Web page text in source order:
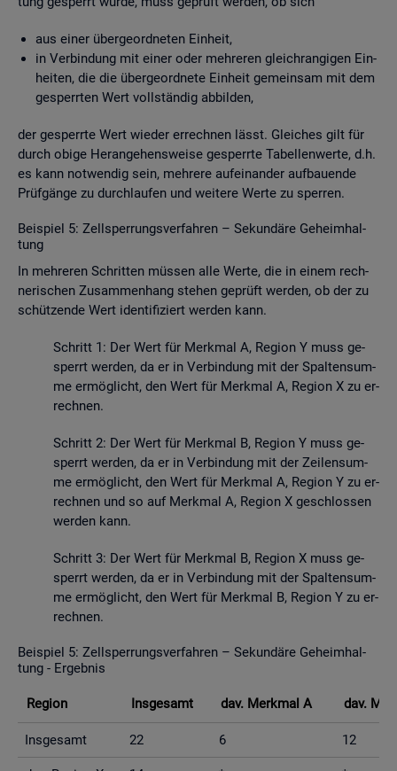
aus einer über­ge­ord­ne­ten Ein­heit,
in Ver­bin­dung mit einer oder meh­re­ren gleich­ran­gi­gen Ein­
hei­ten, die die über­ge­ord­ne­te Ein­heit ge­mein­sam mit dem
ge­sperr­ten Wert voll­stän­dig ab­bil­den,
der ge­sperr­te Wert wie­der er­rech­nen lässt. Glei­ches gilt für
durch obige Her­an­ge­hens­wei­se ge­sperr­te Ta­bel­len­wer­te, d.h.
es kann not­wen­dig sein, meh­re­re auf­ein­an­der auf­bau­en­de
Prüf­gän­ge zu durch­lau­fen und wei­te­re Werte zu sper­ren.
Bei­spiel 5: Zell­sper­rungs­ver­fah­ren – Se­kun­dä­re Ge­heim­hal­
tung
In meh­re­ren Schrit­ten müs­sen alle Werte, die in einem rech­
ne­ri­schen Zu­sam­men­hang ste­hen ge­prüft wer­den, ob der zu
schüt­zen­de Wert iden­ti­fi­ziert wer­den kann.
Schritt 1: Der Wert für Merk­mal A, Re­gi­on Y muss ge­
sperrt wer­den, da er in Ver­bin­dung mit der Spal­ten­sum­
me er­mög­licht, den Wert für Merk­mal A, Re­gi­on X zu er­
rech­nen.
Schritt 2: Der Wert für Merk­mal B, Re­gi­on Y muss ge­
sperrt wer­den, da er in Ver­bin­dung mit der Zei­len­sum­
me er­mög­licht, den Wert für Merk­mal A, Re­gi­on Y zu er­
rech­nen und so auf Merk­mal A, Re­gi­on X ge­schlos­sen
wer­den kann.
Schritt 3: Der Wert für Merk­mal B, Re­gi­on X muss ge­
sperrt wer­den, da er in Ver­bin­dung mit der Spal­ten­sum­
me er­mög­licht, den Wert für Merk­mal B, Re­gi­on Y zu er­
rech­nen.
Bei­spiel 5: Zell­sper­rungs­ver­fah­ren – Se­kun­dä­re Ge­heim­hal­
tung - Er­geb­nis
Re­gi­on Ins­ge­samt dav. Merk­mal A dav.
Ins­ge­samt 22 6 12